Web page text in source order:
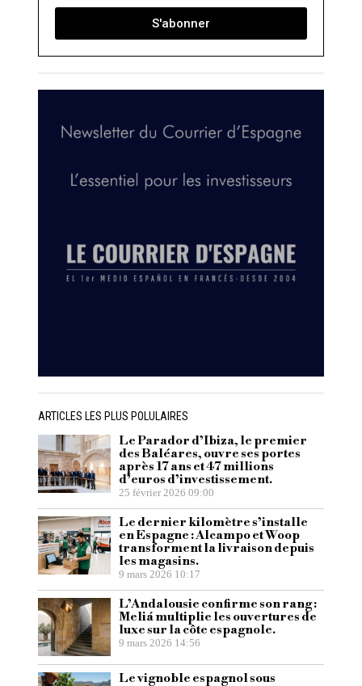
S'abonner
ARTICLES LES PLUS POLULAIRES
Le Parador d’Ibiza, le premier
des Baléares, ouvre ses portes
après 17 ans et 47 millions
d’euros d’investissement.
25 février 2026 09:00
Le dernier kilomètre s’installe
en Espagne : Alcampo et Woop
transforment la livraison depuis
les magasins.
9 mars 2026 10:17
L’Andalousie confirme son rang :
Meliá multiplie les ouvertures de
luxe sur la côte espagnole.
9 mars 2026 14:56
Le vignoble espagnol sous